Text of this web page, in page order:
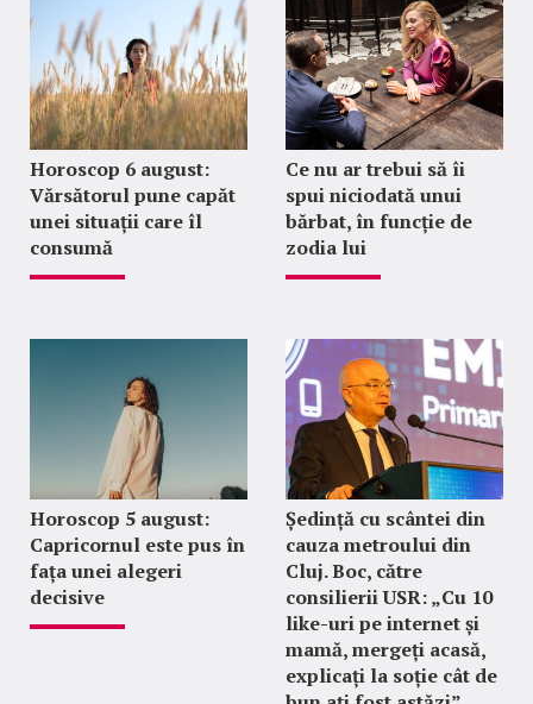
Horoscop 6 august:
Vărsătorul pune capăt
unei situații care îl
consumă
Ce nu ar trebui să îi
spui niciodată unui
bărbat, în funcție de
zodia lui
Horoscop 5 august:
Capricornul este pus în
fața unei alegeri
decisive
Ședință cu scântei din
cauza metroului din
Cluj. Boc, către
consilierii USR: „Cu 10
like-uri pe internet și
mamă, mergeți acasă,
explicați la soție cât de